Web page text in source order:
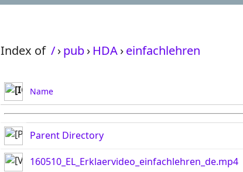
Index of /›pub› HDA›einfachlehren
Name
Parent Directory
160510_EL_Erklaervideo_einfachlehren_de.mp4